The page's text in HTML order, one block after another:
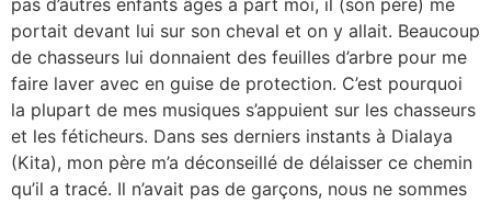
pas d’autres enfants âgés à part moi, il (son père) me
portait devant lui sur son cheval et on y allait. Beaucoup
de chasseurs lui donnaient des feuilles d’arbre pour me
faire laver avec en guise de protection. C’est pourquoi
la plupart de mes musiques s’appuient sur les chasseurs
et les féticheurs. Dans ses derniers instants à Dialaya
(Kita), mon père m’a déconseillé de délaisser ce chemin
qu’il a tracé. Il n’avait pas de garçons, nous ne sommes